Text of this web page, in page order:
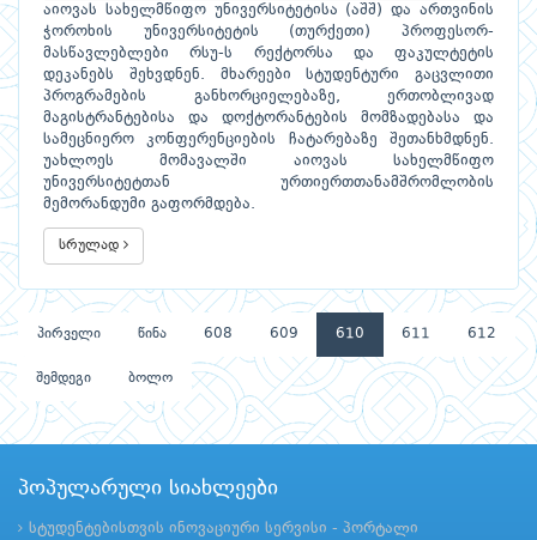
აიოვას სახელმწიფო უნივერსიტეტისა (აშშ) და ართვინის
ჭოროხის უნივერსიტეტის (თურქეთი) პროფესორ-
მასწავლებლები რსუ-ს რექტორსა და ფაკულტეტის
დეკანებს შეხვდნენ. მხარეები სტუდენტური გაცვლითი
პროგრამების განხორციელებაზე, ერთობლივად
მაგისტრანტებისა და დოქტორანტების მომზადებასა და
სამეცნიერო კონფერენციების ჩატარებაზე შეთანხმდნენ.
უახლოეს მომავალში აიოვას სახელმწიფო
უნივერსიტეტთან ურთიერთთანამშრომლობის
მემორანდუმი გაფორმდება.
სრულად
პირველი წინა 608 609 610 611 612
შემდეგი ბოლო
პოპულარული სიახლეები
სტუდენტებისთვის ინოვაციური სერვისი - პორტალი